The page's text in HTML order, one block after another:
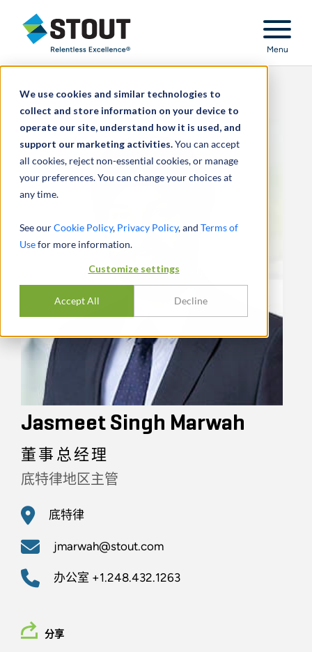
We use cookies and similar technologies to
collect and store information on your device to
operate our site, understand how it is used, and
support our marketing activities.You can accept
all cookies, reject non-essential cookies, or manage
your preferences. You can change your choices at
any time.
See ourCookie Policy, Privacy Policy, and Terms of
Usefor more information.
Customize settings
Accept All Decline
Stout Relentless Excellence
Menu
Jasmeet Singh Marwah
董事总经理
底特律地区主管
底特律
jmarwah@stout.com
办公室 +1.248.432.1263
分享